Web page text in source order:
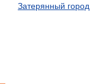
Затерянный город